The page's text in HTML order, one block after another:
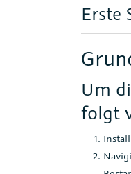
Erste
Um
folgt